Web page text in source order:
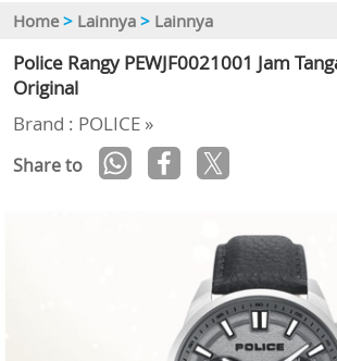
Home > Lainnya > Lainnya
Police Rangy PEWJF0021001 Jam
Original
Brand : POLICE »
Share to